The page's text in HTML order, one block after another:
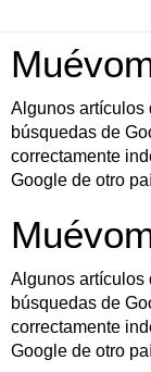
Algunos artículos
búsquedas de
correctamente
Google de otro
Algunos artículos
búsquedas de
correctamente
Google de otro